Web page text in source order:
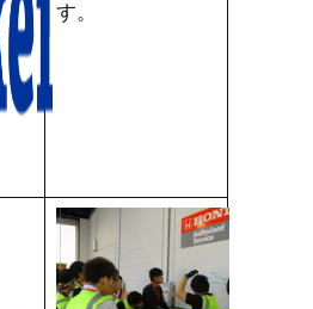
す。